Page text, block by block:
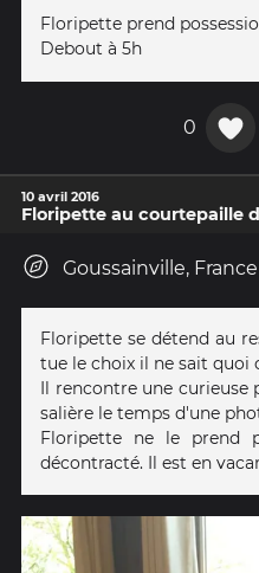
Floripette prend
Debout à 5h
0
10 avril 2016
Floripette au courtepaille
Goussainville, France
Floripette se détend au
tue le choix il ne sait quoi
Il rencontre une curieuse
salière le temps d'une
Floripette ne le prend
décontracté. Il est en